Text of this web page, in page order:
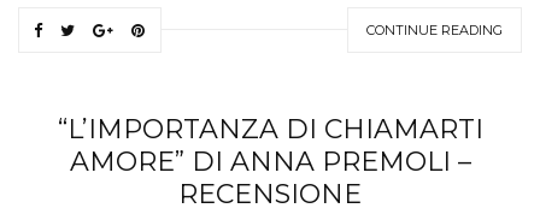
CONTINUE READING
“L’IMPORTANZA DI CHIAMARTI
AMORE” DI ANNA PREMOLI –
RECENSIONE